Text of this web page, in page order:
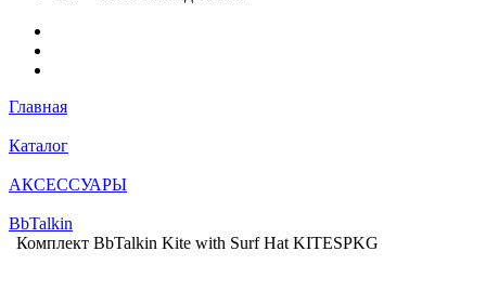
Главная
Каталог
АКСЕССУАРЫ
BbTalkin
Комплект BbTalkin Kite with Surf Hat KITESPKG